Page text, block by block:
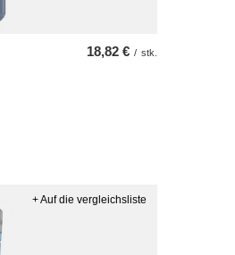
18,82 € / stk.
+ Auf die vergleichsliste